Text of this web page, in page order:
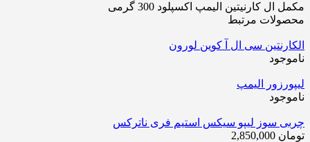
مکمل ال کارنیتین الیمپ اکسپلود 300 گرمی
محصولات مرتبط
الکارنتین سی ال آ کوین لورون
ناموجود
لیپورزور الیمپ
ناموجود
چربی سوز لیپو سیکس استیم فری ناترکس
تومان